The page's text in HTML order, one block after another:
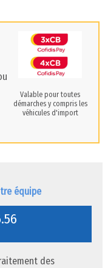
Valable pour toutes
démarches y compris les
véhicules d'import
équipe
des